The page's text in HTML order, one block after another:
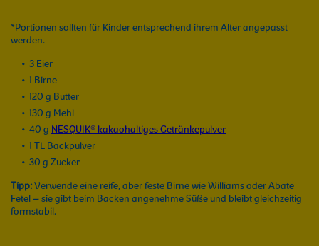
*Portionen sollten für Kinder entsprechend ihrem Alter angepasst
werden.
3 Eier
1 Birne
120 g Butter
130 g Mehl
40 g NESQUIK® kakaohaltiges Getränkepulver
1 TL Backpulver
30 g Zucker
Tipp: Verwende eine reife, aber feste Birne wie Williams oder Abate
Fetel – sie gibt beim Backen angenehme Süße und bleibt gleichzeitig
formstabil.